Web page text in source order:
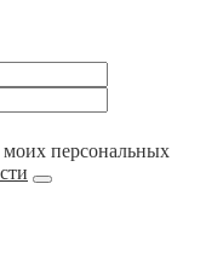
моих персональных